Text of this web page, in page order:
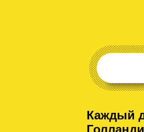
Каждый